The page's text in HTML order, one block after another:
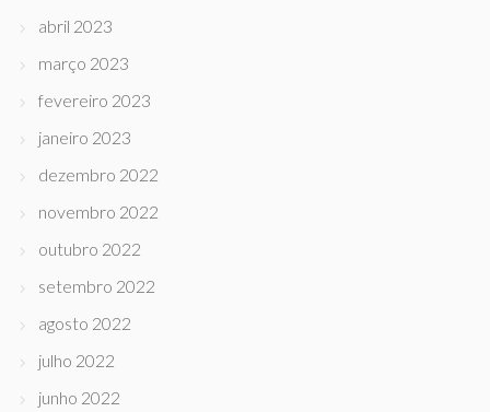
abril 2023
março 2023
fevereiro 2023
janeiro 2023
dezembro 2022
novembro 2022
outubro 2022
setembro 2022
agosto 2022
julho 2022
junho 2022